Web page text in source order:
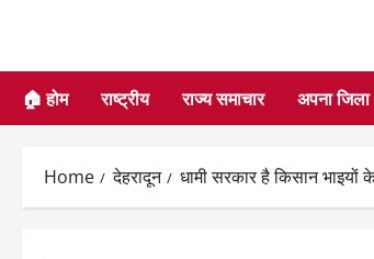
🏠 होम राष्ट्रीय राज्य समाचार अपना जिला
Home देहरादून धामी सरकार है किसान भाइयों